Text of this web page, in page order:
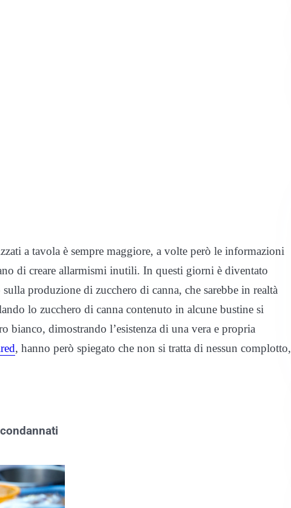
a tavola è sempre maggiore, a volte però le informazioni
di creare allarmismi inutili. In questi giorni è diventato
produzione di zucchero di canna, che sarebbe in realtà
lo zucchero di canna contenuto in alcune bustine si
bianco, dimostrando l’esistenza di una vera e propria
, hanno però spiegato che non si tratta di nessun complotto,